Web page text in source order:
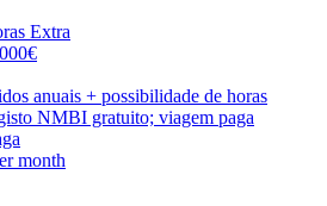
Extra
anuais + possibilidade de horas
NMBI gratuito; viagem paga
month